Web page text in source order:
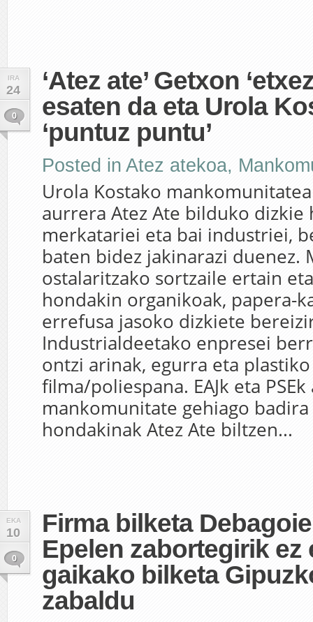
IRA
24
0
‘Atez ate’ Getxon
esaten da eta Urola
‘puntuz puntu’
Posted in Atez atekoa,
Urola Kostako
aurrera Atez Ate bilduko dizkie
merkatariei eta bai industriei,
baten bidez jakinarazi duenez.
ostalaritzako sortzaile ertain
hondakin organikoak, papera-
errefusa jasoko dizkiete
Industrialdeetako enpresei
ontzi arinak, egurra eta plastiko
filma/poliespana. EAJk eta
mankomunitate gehiago
hondakinak Atez Ate biltzen...
EKA
10
0
Firma bilketa
Epelen zabortegirik ez
gaikako bilketa
zabaldu